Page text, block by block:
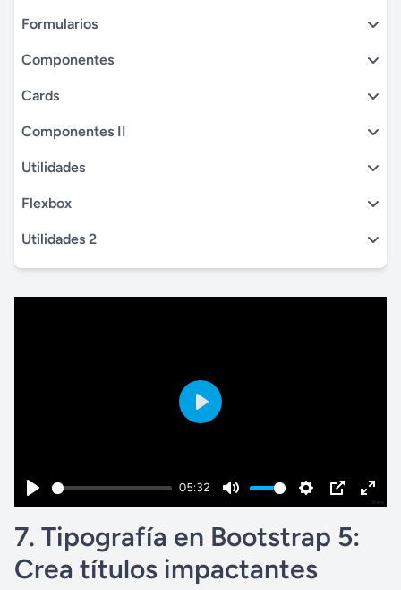
P
y
05:32
M
u
e
S
e
t
P
I
E
P
y
7. Tipografía en Bootstrap 5:
Crea títulos impactantes
Formularios
Componentes
Cards
Componentes II
Utilidades
Flexbox
Utilidades 2